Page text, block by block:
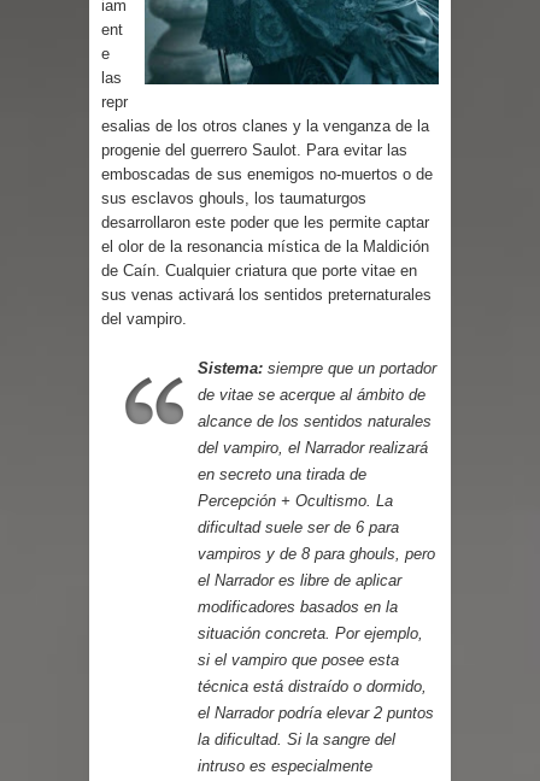
Parte 03: Reflexiones
iam
ent
e
las
repr
esalias de los otros clanes y la venganza de la
progenie del guerrero Saulot. Para evitar las
emboscadas de sus enemigos no-muertos o de
sus esclavos ghouls, los taumaturgos
desarrollaron este poder que les permite captar
el olor de la resonancia mística de la Maldición
de Caín. Cualquier criatura que porte vitae en
sus venas activará los sentidos preternaturales
del vampiro.
Sistema: siempre que un portador
de vitae se acerque al ámbito de
alcance de los sentidos naturales
del vampiro, el Narrador realizará
en secreto una tirada de
Percepción + Ocultismo. La
dificultad suele ser de 6 para
vampiros y de 8 para ghouls, pero
el Narrador es libre de aplicar
modificadores basados en la
situación concreta. Por ejemplo,
si el vampiro que posee esta
técnica está distraído o dormido,
el Narrador podría elevar 2 puntos
la dificultad. Si la sangre del
intruso es especialmente